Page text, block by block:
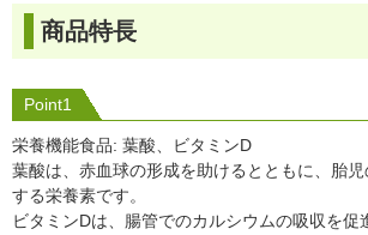
商品特長
Point1
栄養機能食品: 葉酸、ビタミンD
葉酸は、赤血球の形成を助けるとともに、胎
する栄養素です。
ビタミンDは、腸管でのカルシウムの吸収を促